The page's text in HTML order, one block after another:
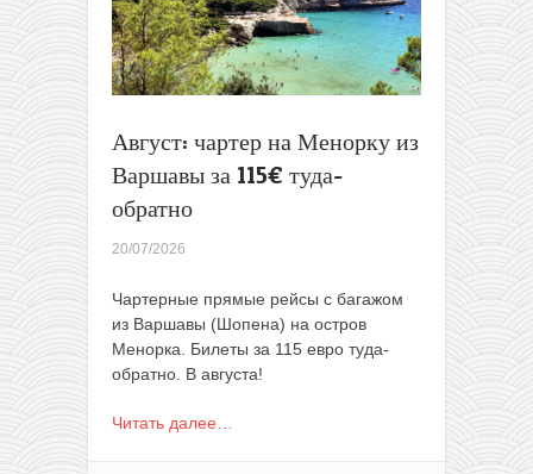
50€
туда-
обратно
Август: чартер на Менорку из
Варшавы за 115€ туда-
обратно
20/07/2026
Чартерные прямые рейсы с багажом
из Варшавы (Шопена) на остров
Менорка. Билеты за 115 евро туда-
обратно. В августа!
Читать далее…